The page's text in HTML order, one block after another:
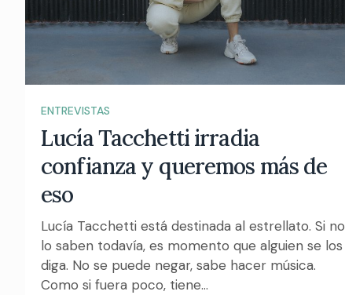
ENTREVISTAS
Lucía Tacchetti irradia
confianza y queremos más de
eso
Lucía Tacchetti está destinada al estrellato. Si no
lo saben todavía, es momento que alguien se los
diga. No se puede negar, sabe hacer música.
Como si fuera poco, tiene...